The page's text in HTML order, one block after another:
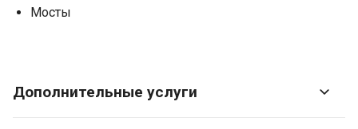
Мосты
Дополнительные услуги